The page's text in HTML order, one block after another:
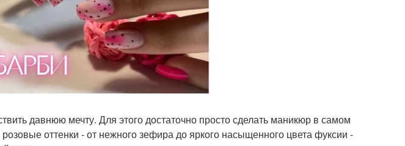
давнюю мечту. Для этого достаточно просто сделать маникюр в самом
оттенки - от нежного зефира до яркого насыщенного цвета фуксии -